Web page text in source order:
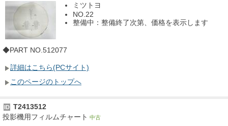
ミツトヨ
NO.22
整備中：整備終了次第、価格を表示します
◆PART NO.512077
詳細はこちら(PCサイト)
このページのトップへ
ID T2413512
投影機用フィルムチャート 中古